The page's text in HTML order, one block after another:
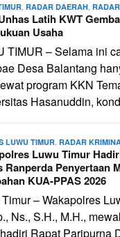
RADAR DAERAH
Latih KWT
Usaha
TIMUR – Selama ini
Desa Balantang
program KKN
Hasanuddin,
LUWU TIMUR RADAR
Luwu Timur
Ranperda Penyertaan
KUA-PPAS 2026
– Wakapolres
Ns., S.H., M.H.,
Rapat Paripurna